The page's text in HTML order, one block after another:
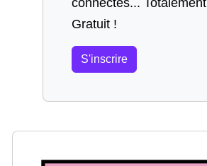
connectés... Totalement
Gratuit !
S'inscrire